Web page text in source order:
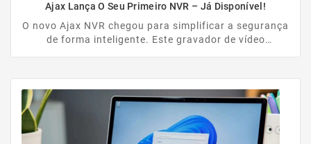
Ajax Lança O Seu Primeiro NVR – Já Disponível!
O novo Ajax NVR chegou para simplificar a segurança
de forma inteligente. Este gravador de vídeo
intrusão Ajax. A grande vantagem? O utilizador final
pode agora gerir câmaras, visualizar imagens em
direto, aceder a gravações, configurar deteção de
movimento e criar cenários de vídeo, tudo através da
mesma aplicação Ajax que já utiliza para o controlo